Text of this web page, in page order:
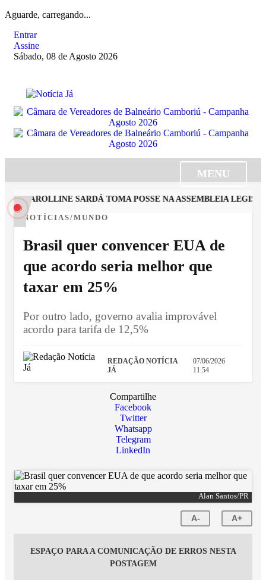
Aguarde, carregando...
Entrar
Assine
Sábado, 08 de Agosto 2026
MENU
CAROLLINE SARDÁ TOMA POSSE NA ASSEMBLEIA
NOTÍCIAS/MUNDO
Brasil quer convencer EUA de
que acordo seria melhor que
taxar em 25%
Por outro lado, governo avalia improvável
acordo para tarifa de 12,5%
REDAÇÃO NOTÍCIA
JÁ
07/06/2026
11:54
Compartilhe
Facebook
Twitter
Whatsapp
Telegram
LinkedIn
Alan Santos/PR
A- A+
ESPAÇO PARA A COMUNICAÇÃO DE ERROS NESTA
POSTAGEM